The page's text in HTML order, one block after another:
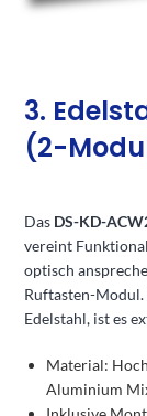
3.
(2-
Das DS-KD-
vereint
optisch
Ruftasten-
Edelstahl, ist es
Material:
Aluminium